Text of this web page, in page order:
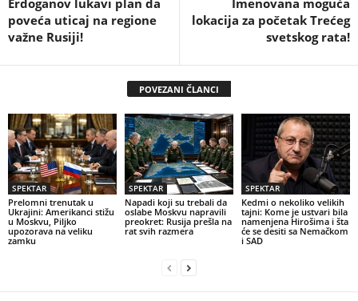
poveća uticaj na regione
važne Rusiji!
lokacija za početak Trećeg
svetskog rata!
POVEZANI ČLANCI
SPEKTAR
Prelomni trenutak u
Ukrajini: Amerikanci stižu
u Moskvu, Piljko
upozorava na veliku
zamku
SPEKTAR
Napadi koji su trebali da
oslabe Moskvu napravili
preokret: Rusija prešla na
rat svih razmera
SPEKTAR
Kedmi o nekoliko velikih
tajni: Kome je ustvari bila
namenjena Hirošima i šta
će se desiti sa Nemačkom
i SAD